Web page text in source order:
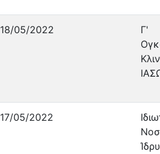
18/05/2022
Γ'
17/05/2022